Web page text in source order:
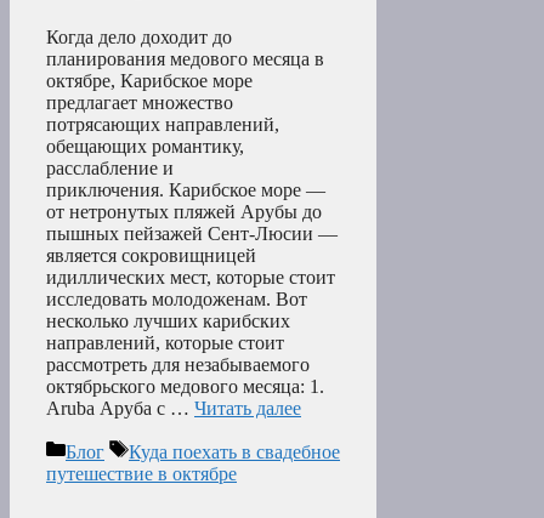
Когда дело доходит до
планирования медового месяца в
октябре, Карибское море
предлагает множество
потрясающих направлений,
обещающих романтику,
расслабление и
приключения. Карибское море —
от нетронутых пляжей Арубы до
пышных пейзажей Сент-Люсии —
является сокровищницей
идиллических мест, которые стоит
исследовать молодоженам. Вот
несколько лучших карибских
направлений, которые стоит
рассмотреть для незабываемого
октябрьского медового месяца: 1.
Aruba Аруба с … Читать далее
Рубрики
Блог Метки
Куда поехать в свадебное
путешествие в октябре